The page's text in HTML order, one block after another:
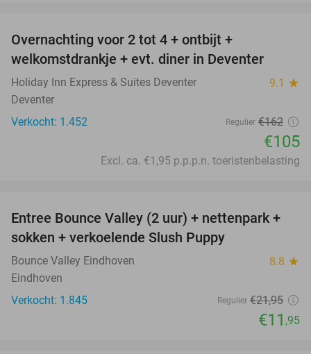
Overnachting voor 2 tot 4 + ontbijt +
welkomstdrankje + evt. diner in Deventer
Holiday Inn Express & Suites Deventer 9.1 star
Deventer
Verkocht: 1.452
Regulier €162
€105
Excl. ca. €1,95 p.p.p.n. toeristenbelasting
46%
Entree Bounce Valley (2 uur) + nettenpark +
sokken + verkoelende Slush Puppy
Bounce Valley Eindhoven 8.8 star
Eindhoven
Verkocht: 1.845
Regulier €21,95
€11 ,95